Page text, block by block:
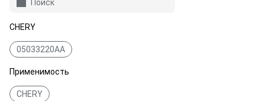
Поиск
CHERY
05033220AA
Применимость
CHERY